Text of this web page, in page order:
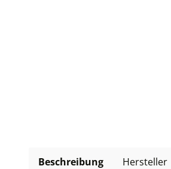
Beschreibung Hersteller